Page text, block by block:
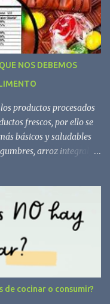
NOS DEBEMOS
productos procesados
frescos, por ello se
básicos y saludables
arroz integral,
harinas refinadas, azúcar
por ello conviene
te mostramos
está determinado
contenido. Si el azúcar
producto es en su
a menudo ocultado
de cocinar o consumir?